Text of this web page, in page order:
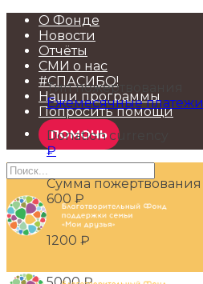
О Фонде
Новости
Отчёты
СМИ о нас
#СПАСИБО!
Наши программы
Попросить помощи
ПОМОЧЬ
Тип пожертвования
Ежемесячные платежи
Donation currency
₽
Сумма пожертвования
600 ₽
1200 ₽